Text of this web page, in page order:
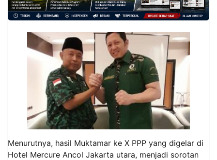
Menurutnya, hasil Muktamar ke X PPP yang digelar di
Hotel Mercure Ancol Jakarta utara, menjadi sorotan